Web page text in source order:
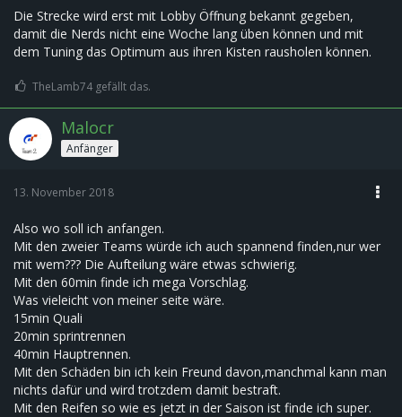
Die Strecke wird erst mit Lobby Öffnung bekannt gegeben,
damit die Nerds nicht eine Woche lang üben können und mit
dem Tuning das Optimum aus ihren Kisten rausholen können.
TheLamb74 gefällt das.
Malocr
Anfänger
13. November 2018
Also wo soll ich anfangen.
Mit den zweier Teams würde ich auch spannend finden,nur wer
mit wem??? Die Aufteilung wäre etwas schwierig.
Mit den 60min finde ich mega Vorschlag.
Was vieleicht von meiner seite wäre.
15min Quali
20min sprintrennen
40min Hauptrennen.
Mit den Schäden bin ich kein Freund davon,manchmal kann man
nichts dafür und wird trotzdem damit bestraft.
Mit den Reifen so wie es jetzt in der Saison ist finde ich super.